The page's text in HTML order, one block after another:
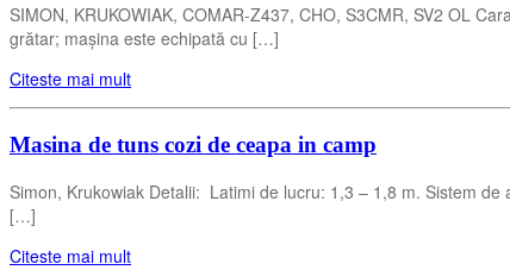
SIMON, KRUKOWIAK, COMAR-Z437, CHO, S3CMR, SV2 OL
grătar; mașina este echipată cu […]
Citeste mai mult
Masina de tuns cozi de ceapa in camp
Simon, Krukowiak Detalii: Latimi de lucru: 1,3 – 1,8 m. Sistem
[…]
Citeste mai mult